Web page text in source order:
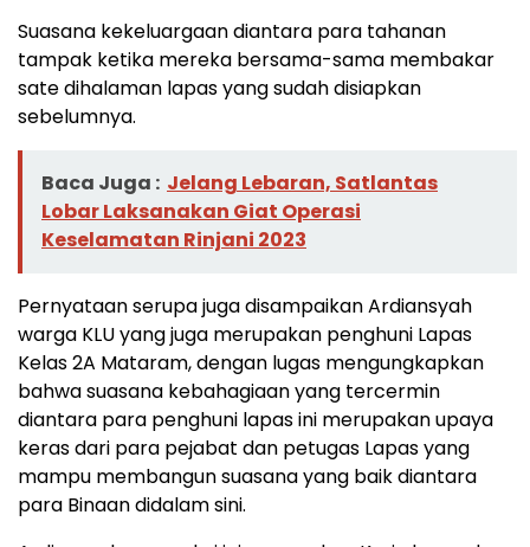
Suasana kekeluargaan diantara para tahanan
tampak ketika mereka bersama-sama membakar
sate dihalaman lapas yang sudah disiapkan
sebelumnya.
Baca Juga : Jelang Lebaran, Satlantas
Lobar Laksanakan Giat Operasi
Keselamatan Rinjani 2023
Pernyataan serupa juga disampaikan Ardiansyah
warga KLU yang juga merupakan penghuni Lapas
Kelas 2A Mataram, dengan lugas mengungkapkan
bahwa suasana kebahagiaan yang tercermin
diantara para penghuni lapas ini merupakan upaya
keras dari para pejabat dan petugas Lapas yang
mampu membangun suasana yang baik diantara
para Binaan didalam sini.